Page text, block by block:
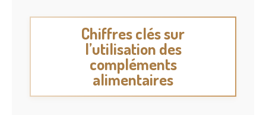
Chiffres clés sur
l’utilisation des
compléments
alimentaires